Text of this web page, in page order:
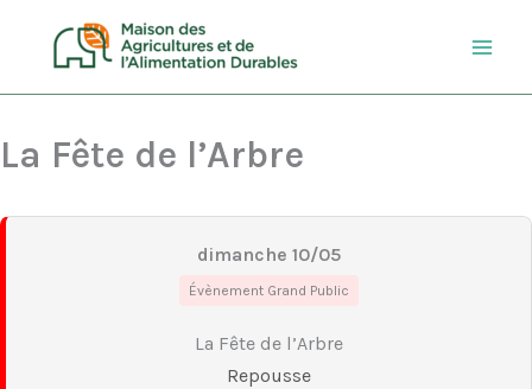
contenu
La Fête de l’Arbre
dimanche 10/05
Évènement Grand Public
La Fête de l’Arbre
Repousse